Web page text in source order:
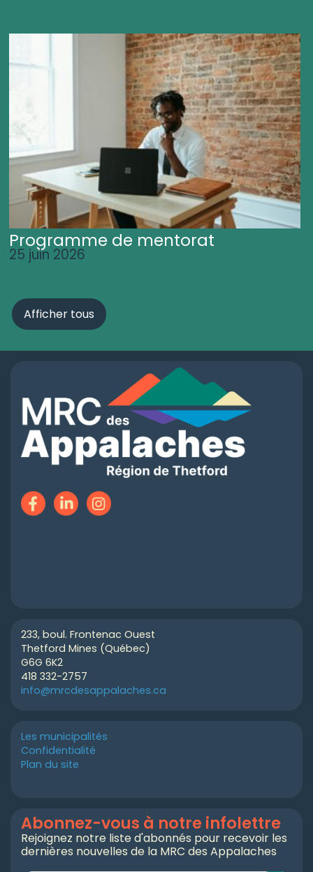
Programme de mentorat
25 juin 2026
Afficher tous
233, boul. Frontenac Ouest
Thetford Mines (Québec)
G6G 6K2
418 332-2757
info@mrcdesappalaches.ca
Les municipalités
Confidentialité
Plan du site
Abonnez-vous à notre infolettre
Rejoignez notre liste d'abonnés pour recevoir les
dernières nouvelles de la MRC des Appalaches